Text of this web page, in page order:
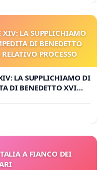
XIV: LA SUPPLICHIAMO
DI BENEDETTO
PROCESSO
LA SUPPLICHIAMO DI
DI BENEDETTO XVI
PROCESSO
A FIANCO DEI